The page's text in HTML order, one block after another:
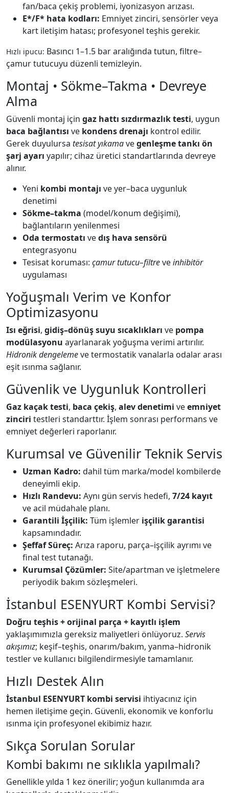
fan/baca çekiş problemi, iyonizasyon arızası.
E*/F* hata kodları: Emniyet zinciri, sensörler veya
kart iletişim hatası; profesyonel teşhis gerekir.
Hızlı ipucu: Basıncı 1–1.5 bar aralığında tutun, filtre–
çamur tutucuyu düzenli temizleyin.
Montaj • Sökme–Takma • Devreye
Alma
Güvenli montaj için gaz hattı sızdırmazlık testi, uygun
baca bağlantısı ve kondens drenajı kontrol edilir.
Gerek duyulursa tesisat yıkamavegenleşme tankı ön
şarj ayarı yapılır; cihaz üretici standartlarında devreye
alınır.
Yeni kombi montajı ve yer–baca uygunluk
denetimi
Sökme–takma (model/konum değişimi),
bağlantıların yenilenmesi
Oda termostatı vedış hava sensörü
entegrasyonu
Tesisat koruması: çamur tutucu–filtreveinhibitör
uygulaması
Yoğuşmalı Verim ve Konfor
Optimizasyonu
Isı eğrisi, gidiş–dönüş suyu sıcaklıkları ve pompa
modülasyonu ayarlanarak yoğuşma verimi artırılır.
Hidronik dengelemeve termostatik vanalarla odalar arası
eşit ısınma sağlanır.
Güvenlik ve Uygunluk Kontrolleri
Gaz kaçak testi, baca çekiş, alev denetimi veemniyet
zinciri testleri standarttır. İşlem sonrası performans ve
emniyet değerleri raporlanır.
Kurumsal ve Güvenilir Teknik Servis
Uzman Kadro: dahil tüm marka/model kombilerde
deneyimli ekip.
Hızlı Randevu: Aynı gün servis hedefi, 7/24 kayıt
ve acil müdahale planı.
Garantili İşçilik: Tüm işlemler işçilik garantisi
kapsamındadır.
Şeffaf Süreç: Arıza raporu, parça–işçilik ayrımı ve
final test tutanağı.
Kurumsal Çözümler: Site/apartman ve işletmelere
periyodik bakım sözleşmeleri.
İstanbul ESENYURT Kombi Servisi?
Doğru teşhis + orijinal parça + kayıtlı işlem
yaklaşımımızla gereksiz maliyetleri önlüyoruz. Servis
akışımız; keşif–teşhis, onarım/bakım, yanma–hidronik
testler ve kullanıcı bilgilendirmesiyle tamamlanır.
Hızlı Destek Alın
İstanbul ESENYURT kombi servisi ihtiyacınız için
hemen iletişime geçin. Güvenli, ekonomik ve konforlu
ısınma için profesyonel ekibimiz hazır.
Sıkça Sorulan Sorular
Kombi bakımı ne sıklıkla yapılmalı?
Genellikle yılda 1 kez önerilir; yoğun kullanımda ara